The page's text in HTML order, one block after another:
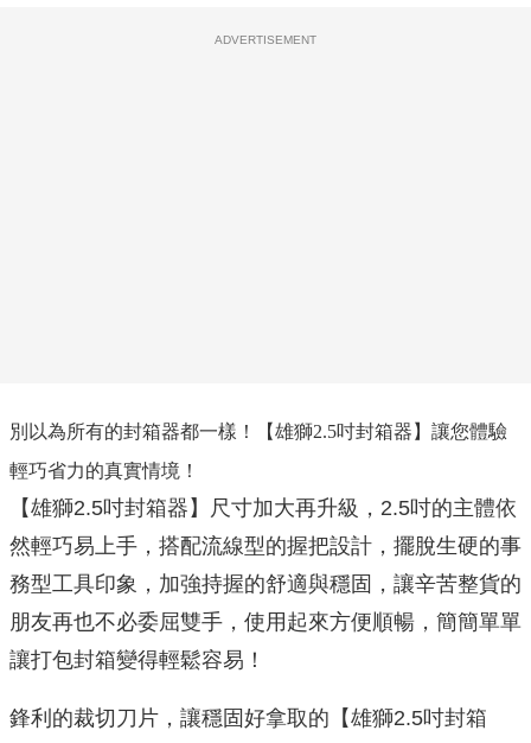
ADVERTISEMENT
別以為所有的封箱器都一樣！【雄獅2.5吋封箱器】讓您體驗
輕巧省力的真實情境！
【雄獅2.5吋封箱器】尺寸加大再升級，2.5吋的主體依
然輕巧易上手，搭配流線型的握把設計，擺脫生硬的事
務型工具印象，加強持握的舒適與穩固，讓辛苦整貨的
朋友再也不必委屈雙手，使用起來方便順暢，簡簡單單
讓打包封箱變得輕鬆容易！
鋒利的裁切刀片，讓穩固好拿取的【雄獅2.5吋封箱